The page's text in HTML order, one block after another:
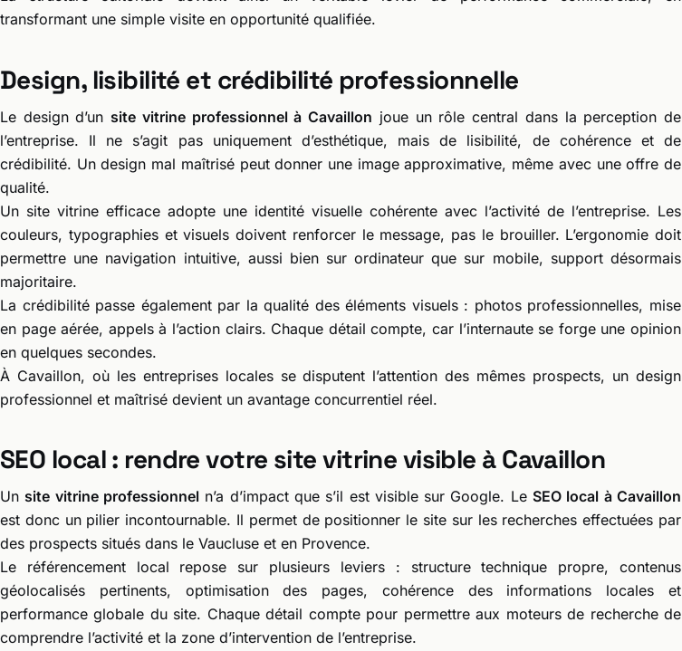
transformant une simple visite en opportunité qualifiée.
Design, lisibilité et crédibilité professionnelle
Le design d’un site vitrine professionnel à Cavaillon joue un rôle central dans la perception de
l’entreprise. Il ne s’agit pas uniquement d’esthétique, mais de lisibilité, de cohérence et de
crédibilité. Un design mal maîtrisé peut donner une image approximative, même avec une offre de
qualité.
Un site vitrine efficace adopte une identité visuelle cohérente avec l’activité de l’entreprise. Les
couleurs, typographies et visuels doivent renforcer le message, pas le brouiller. L’ergonomie doit
permettre une navigation intuitive, aussi bien sur ordinateur que sur mobile, support désormais
majoritaire.
La crédibilité passe également par la qualité des éléments visuels : photos professionnelles, mise
en page aérée, appels à l’action clairs. Chaque détail compte, car l’internaute se forge une opinion
en quelques secondes.
À Cavaillon, où les entreprises locales se disputent l’attention des mêmes prospects, un design
professionnel et maîtrisé devient un avantage concurrentiel réel.
SEO local : rendre votre site vitrine visible à Cavaillon
Un site vitrine professionneln’a d’impact que s’il est visible sur Google. Le SEO local à Cavaillon
est donc un pilier incontournable. Il permet de positionner le site sur les recherches effectuées par
des prospects situés dans le Vaucluse et en Provence.
Le référencement local repose sur plusieurs leviers : structure technique propre, contenus
géolocalisés pertinents, optimisation des pages, cohérence des informations locales et
performance globale du site. Chaque détail compte pour permettre aux moteurs de recherche de
comprendre l’activité et la zone d’intervention de l’entreprise.